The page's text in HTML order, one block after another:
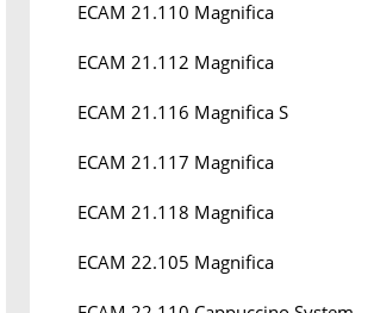
ECAM 21.110 Magnifica
ECAM 21.112 Magnifica
ECAM 21.116 Magnifica S
ECAM 21.117 Magnifica
ECAM 21.118 Magnifica
ECAM 22.105 Magnifica